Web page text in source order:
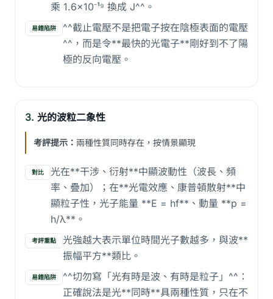
乘 1.6×10⁻¹⁹ 換成 J^^。
易錯陷阱
^^截止電壓不是把電子按在陰極表面的電壓
^^，而是令**最快的光電子**剛好到不了陽
極的反向電壓。
3. 光的波粒二象性
考評提示： 兩種性質同時存在，按情景顯現
對比
光在**干涉、衍射**中顯波動性（波長、頻
率、疊加）；在**光電效應、康普頓散射**中
顯粒子性，光子能量 **E = hf**、動量 **p =
h/λ**。
考評重點
光強越大表示單位時間光子數越多，與波**
振幅平方**類比。
易錯陷阱
^^切勿寫「光有時是波、有時是粒子」^^：
正確說法是光**同時**具兩種性質，只在不